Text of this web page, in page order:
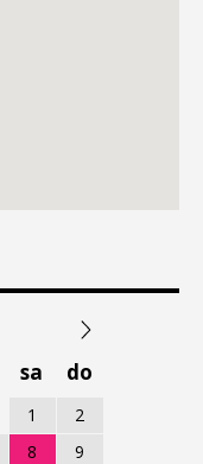
sa do
1
2
8
9